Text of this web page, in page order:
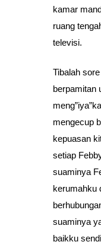
kamar
ruang
televisi.
Tibalah
berpamitan
mengecup
kepuasan
setiap
suaminya
kerumahku
suaminya
baikku